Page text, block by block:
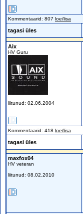
Kommentaarid: 807 loe/lisa
tagasi üles
Aix
HV Guru
liitunud: 02.06.2004
Kommentaarid: 418 loe/lisa
tagasi üles
maxfox04
HV veteran
liitunud: 08.02.2010